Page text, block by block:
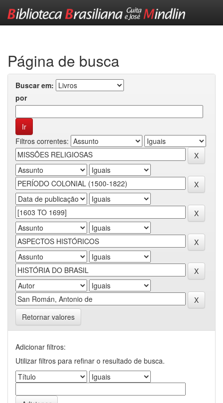
Página de busca
Buscar em:
por
Filtros correntes:
Retornar valores
Adicionar filtros:
Utilizar filtros para refinar o resultado de busca.